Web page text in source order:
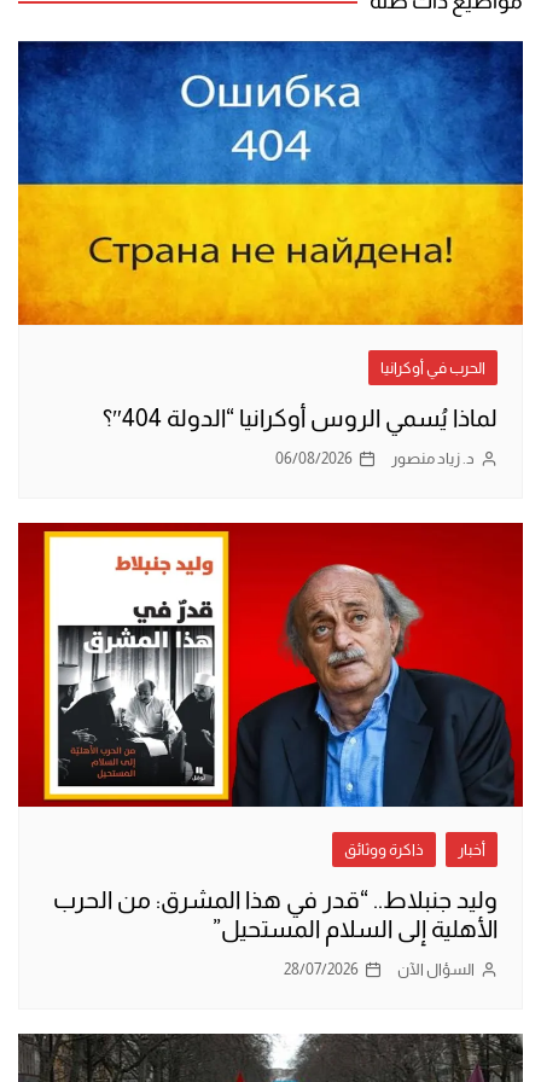
الحرب في أوكرانيا
لماذا يُسمي الروس أوكرانيا “الدولة 404″؟
د. زياد منصور 06/08/2026
أخبار ذاكرة ووثائق
وليد جنبلاط.. “قدر في هذا المشرق: من الحرب
الأهلية إلى السلام المستحيل”
السؤال الآن 28/07/2026